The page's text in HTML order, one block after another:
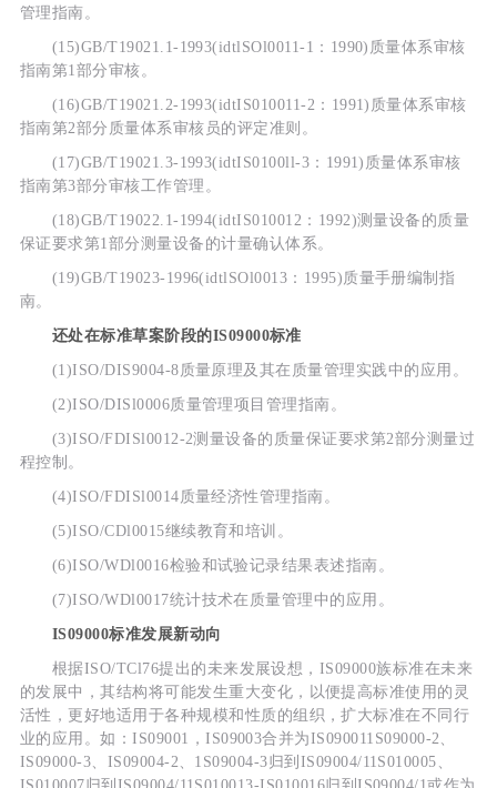
管理指南。
(15)GB/T19021.1-1993(idtlSOl0011-1：1990)质量体系审核
指南第1部分审核。
(16)GB/T19021.2-1993(idtIS010011-2：1991)质量体系审核
指南第2部分质量体系审核员的评定准则。
(17)GB/T19021.3-1993(idtIS0100ll-3：1991)质量体系审核
指南第3部分审核工作管理。
(18)GB/T19022.1-1994(idtIS010012：1992)测量设备的质量
保证要求第1部分测量设备的计量确认体系。
(19)GB/T19023-1996(idtlSOl0013：1995)质量手册编制指
南。
还处在标准草案阶段的IS09000标准
(1)ISO/DIS9004-8质量原理及其在质量管理实践中的应用。
(2)ISO/DISl0006质量管理项目管理指南。
(3)ISO/FDISl0012-2测量设备的质量保证要求第2部分测量过
程控制。
(4)ISO/FDISl0014质量经济性管理指南。
(5)ISO/CDl0015继续教育和培训。
(6)ISO/WDl0016检验和试验记录结果表述指南。
(7)ISO/WDl0017统计技术在质量管理中的应用。
IS09000标准发展新动向
根据ISO/TCl76提出的未来发展设想，IS09000族标准在未来
的发展中，其结构将可能发生重大变化，以便提高标准使用的灵
活性，更好地适用于各种规模和性质的组织，扩大标准在不同行
业的应用。如：IS09001，IS09003合并为IS090011S09000-2、
IS09000-3、IS09004-2、1S09004-3归到IS09004/11S010005、